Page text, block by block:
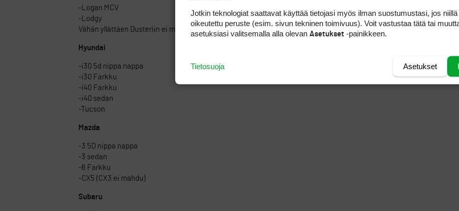
-Logan MCV
-Lodgy
Vähän yllättäen Dusteriin ei mahdu
Hyundai
-i30 5d nippa nappa
-i30 Farkku
-i40 Farkku
-i40 sedan
-Tucson
Mazda
-3 5D nippa nappa
-3 sedan
-6 Farkku
-CX5 (CX3 ei mahdu)
Subaru
Jotkin teknologiat saattavat käyttää tietojasi myös ilman suostumustasi, jos
oikeutettu peruste (esim. sivun tekninen toimivuus). Voit vastustaa tätä tai
asetuksiasi valitsemalla alla olevan Asetukset -painikkeen.
Asetukset
Tietosuoja